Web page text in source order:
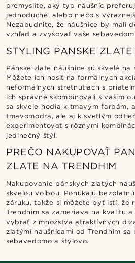
premyslite, aký typ náušníc
jednoduché, alebo niečo s
Nezabudnite, že náušnice by mali
vzhľad a zvyšovať vaše
STYLING PANSKE
Pánske zlaté náušnice sú skvelé na
Môžete ich nosiť na formálnych
neformálnych stretnutiach s
ich správne skombinovali s vaším
sa skvele hodia k tmavým farbám,
tmavomodrá, ale aj k svetlým
experimentovať s rôznymi
jedinečný štýl.
PREČO NAKUPOVAŤ
ZLATE NA TRENDHIM
Nakupovanie pánskych zlatých
skvelou voľbou. Ponúkajú
záruku, takže si môžete byť istí, že
Trendhim sa zameriava na kvalitu
vybrať z množstva atraktívnych
zlatými náušnicami od Trendhim
sebavedomo a štýlovo.